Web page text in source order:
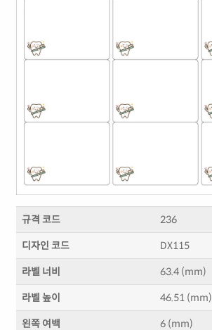
규격 코드 236
디자인 코드 DX115
라벨 너비 63.4 (mm)
라벨 높이 46.51 (mm)
왼쪽 여백 6 (mm)